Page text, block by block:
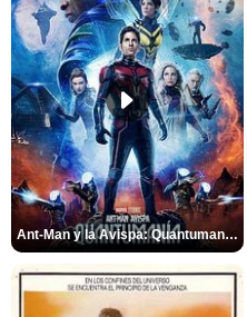
Ant-Man y la Avispa: Quantumanía Tráiler (2)